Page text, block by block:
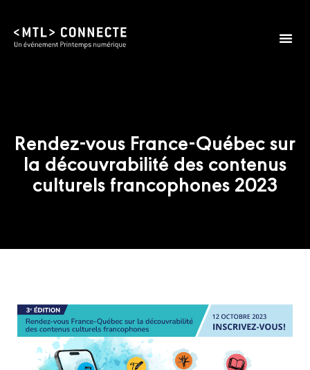
Rendez-vous France-Québec sur
la découvrabilité des contenus
culturels francophones 2023